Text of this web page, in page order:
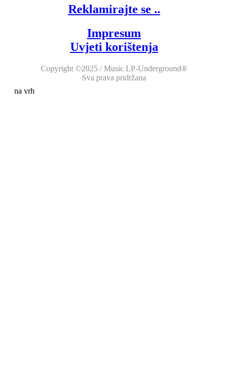
Reklamirajte se ..
Impresum
Uvjeti korištenja
Copyright ©2025 / Music LP-Underground®
Sva prava pridržana
na vrh